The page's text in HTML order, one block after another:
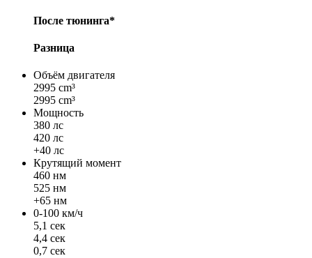
После тюнинга*
Разница
Объём двигателя
2995 cm³
2995 cm³
Мощность
380 лс
420 лс
+40 лс
Крутящий момент
460 нм
525 нм
+65 нм
0-100 км/ч
5,1 сек
4,4 сек
0,7 сек